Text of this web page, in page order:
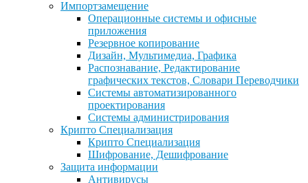
Импортзамещение
Операционные системы и офисные
приложения
Резервное копирование
Дизайн, Мультимедиа, Графика
Распознавание, Редактирование
графических текстов, Словари Переводчики
Системы автоматизированного
проектирования
Системы администрирования
Крипто Специализация
Крипто Специализация
Шифрование, Дешифрование
Защита информации
Антивирусы